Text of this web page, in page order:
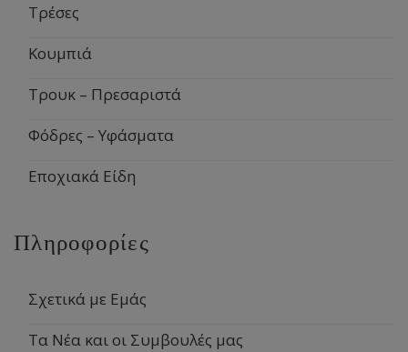
Τρέσες
Κουμπιά
Τρουκ – Πρεσαριστά
Φόδρες – Υφάσματα
Εποχιακά Είδη
Πληροφορίες
Σχετικά με Εμάς
Τα Νέα και οι Συμβουλές μας